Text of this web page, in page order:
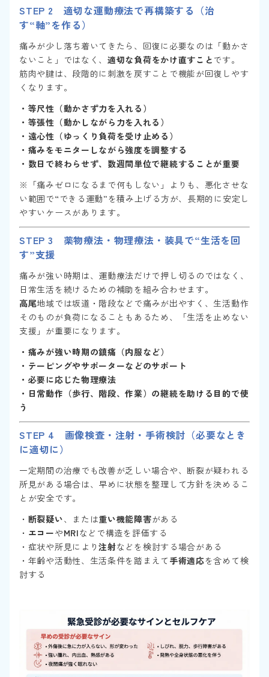
STEP 2 適切な運動療法で再構築する（治
す“軸”を作る）
痛みが少し落ち着いてきたら、回復に必要なのは「動かさ
ないこと」ではなく、 適切な負荷をかけ直すこと です。
筋肉や腱は、段階的に刺激を戻すことで機能が回復しやす
くなります。
・等尺性（動かさず力を入れる）
・等張性（動かしながら力を入れる）
・遠心性（ゆっくり負荷を受け止める）
・痛みをモニターしながら強度を調整する
・数日で終わらせず、数週間単位で継続することが重要
※「痛みゼロになるまで何もしない」よりも、悪化させな
い範囲で“できる運動”を積み上げる方が、長期的に安定し
やすいケースがあります。
STEP 3 薬物療法・物理療法・装具で“生活を回
す”支援
痛みが強い時期は、運動療法だけで押し切るのではなく、
日常生活を続けるための補助を組み合わせます。
高尾地域では坂道・階段などで痛みが出やすく、生活動作
そのものが負荷になることもあるため、「生活を止めない
支援」が重要になります。
・痛みが強い時期の鎮痛（内服など）
・テーピングやサポーターなどのサポート
・必要に応じた物理療法
・日常動作（歩行、階段、作業）の継続を助ける目的で使
う
STEP 4 画像検査・注射・手術検討（必要なとき
に適切に）
一定期間の治療でも改善が乏しい場合や、断裂が疑われる
所見がある場合は、早めに状態を整理して方針を決めるこ
とが安全です。
・ 断裂疑い、または重い機能障害がある
・ エコーやMRIなどで構造を評価する
・症状や所見により注射などを検討する場合がある
・年齢や活動性、生活条件を踏まえて 手術適応を含めて検
討する